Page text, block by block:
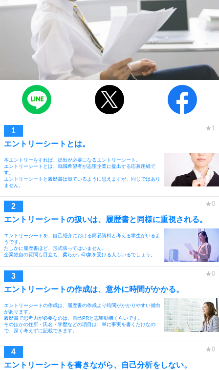
エントリーシートとは。
本エントリーをすれば、提出が必要になるエントリーシート。
エントリーシートとは、就職希望者が志望企業に提出する応募用紙で
す。
エントリーシートと履歴書は似ているように思えますが、同じではあり
ません。
エントリーシートの扱いは、履歴書と同様に重視される。
エントリーシートを、自己紹介における簡易資料と考える学生がいるよ
うです。
たしかに履歴書ほど、形式張ってはいません。
企業独自の質問も目立ち、柔らかい印象を受ける人もいるでしょう。
エントリーシートの作成は、意外に時間がかかる。
エントリーシートの作成は、履歴書の作成より時間がかかりやすい傾向
があります。
履歴書で思考力が必要なのは、自己PRと志望動機くらいです。
そのほかの住所・氏名・学歴などの項目は、単に事実を書くだけなの
で、深く考えずに記載できます。
エントリーシートを書きながら、自己分析をしない。